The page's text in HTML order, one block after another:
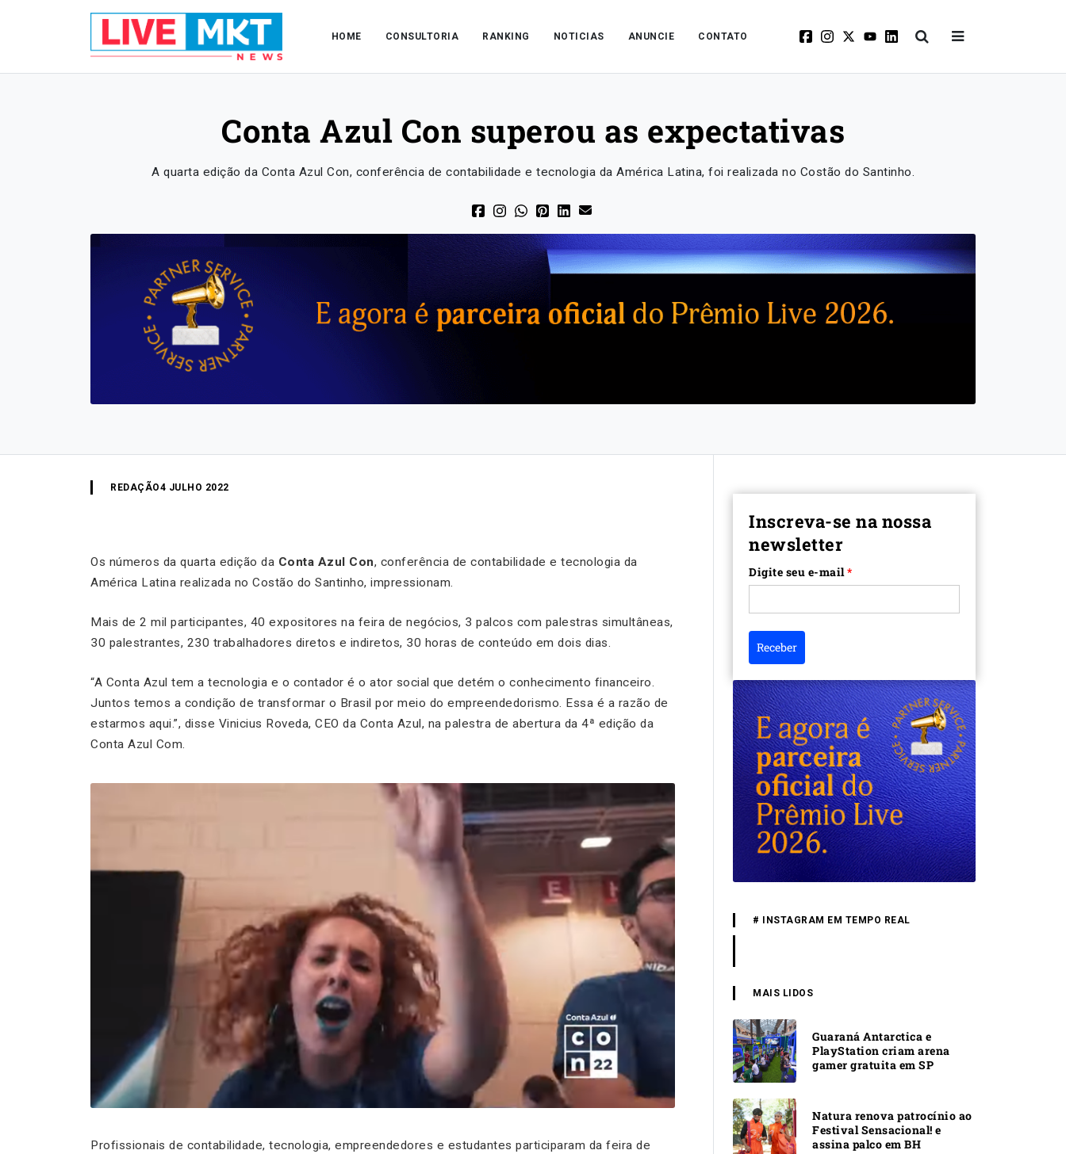
HOME CONSULTORIA RANKING NOTICIAS ANUNCIE CONTATO
Conta Azul Con superou as expectativas
A quarta edição da Conta Azul Con, conferência de contabilidade e tecnologia da América Latina, foi realizada no Costão do Santinho.
REDAÇÃO4 JULHO 2022
Os números da quarta edição da Conta Azul Con, conferência de contabilidade e tecnologia da
América Latina realizada no Costão do Santinho, impressionam.
Mais de 2 mil participantes, 40 expositores na feira de negócios, 3 palcos com palestras simultâneas,
30 palestrantes, 230 trabalhadores diretos e indiretos, 30 horas de conteúdo em dois dias.
“A Conta Azul tem a tecnologia e o contador é o ator social que detém o conhecimento financeiro.
Juntos temos a condição de transformar o Brasil por meio do empreendedorismo. Essa é a razão de
estarmos aqui.”, disse Vinicius Roveda, CEO da Conta Azul, na palestra de abertura da 4ª edição da
Conta Azul Com.
Profissionais de contabilidade, tecnologia, empreendedores e estudantes participaram da feira de
Inscreva-se na nossa
newsletter
Digite seu e-mail*
Receber
# INSTAGRAM EM TEMPO REAL
MAIS LIDOS
Guaraná Antarctica e
PlayStation criam arena
gamer gratuita em SP
Natura renova patrocínio ao
Festival Sensacional! e
assina palco em BH